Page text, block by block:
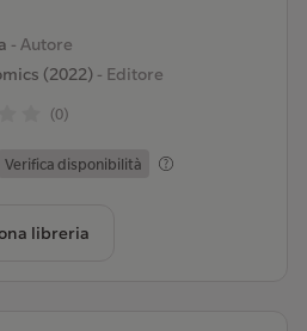
- Autore
(2022)- Editore
(0)
Verifica disponibilità
libreria